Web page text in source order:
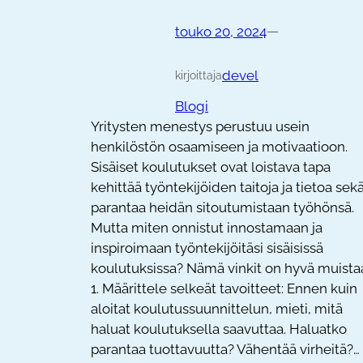
touko 20, 2024—
kirjoittajadevel
Blogi
Yritysten menestys perustuu usein
henkilöstön osaamiseen ja motivaatioon.
Sisäiset koulutukset ovat loistava tapa
kehittää työntekijöiden taitoja ja tietoa
parantaa heidän sitoutumistaan työhönsä.
Mutta miten onnistut innostamaan ja
inspiroimaan työntekijöitäsi sisäisissä
koulutuksissa? Nämä vinkit on hyvä
1. Määrittele selkeät tavoitteet: Ennen kuin
aloitat koulutussuunnittelun, mieti, mitä
haluat koulutuksella saavuttaa. Haluatko
parantaa tuottavuutta? Vähentää virheitä?…